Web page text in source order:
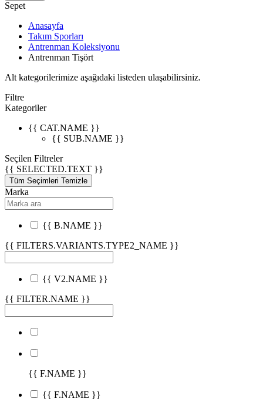
Sepet
Anasayfa
Takım Sporları
Antrenman Koleksiyonu
Antrenman Tişört
Alt kategorilerimize aşağıdaki listeden ulaşabilirsiniz.
Filtre
Kategoriler
{{ CAT.NAME }}
{{ SUB.NAME }}
Seçilen Filtreler
{{ SELECTED.TEXT }}
Tüm Seçimleri Temizle
Marka
{{ B.NAME }}
{{ FILTERS.VARIANTS.TYPE2_NAME }}
{{ V2.NAME }}
{{ FILTER.NAME }}
{{ F.NAME }}
{{ F.NAME }}